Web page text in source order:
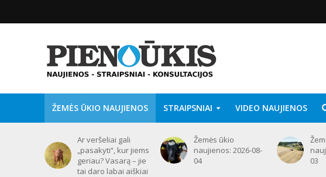
ŽEMĖS ŪKIO NAUJIENOS STRAIPSNIAI VIDEO NAUJIENOS
Ar veršeliai gali
„pasakyti“, kur jiems
geriau? Vasarą – jie
tai daro labai aiškiai
Žemės ūkio
naujienos: 2026-08-
04
03